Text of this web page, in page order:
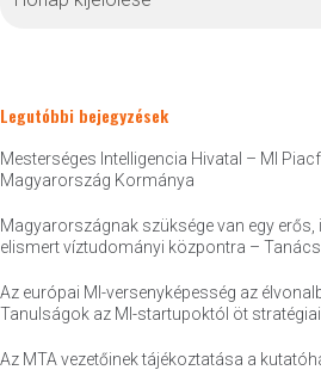
Legutóbbi bejegyzések
Mesterséges Intelligencia Hivatal – MI
Magyarország Kormánya
Magyarországnak szüksége van egy erős,
elismert víztudományi központra –
Az európai MI-versenyképesség az
Tanulságok az MI-startupoktól öt
Az MTA vezetőinek tájékoztatása a